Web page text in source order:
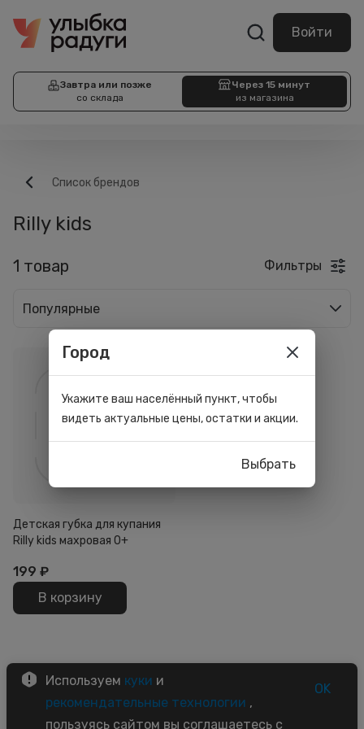
Войти
Завтра или позже
со склада
Через 15 минут
из магазина
Список брендов
Rilly kids
1 товар Фильтры
Популярные
Детская губка для купания
Rilly kids махровая 0+
199 ₽
В корзину
Используем куки и
рекомендательные технологии ,
пользуясь сайтом вы соглашаетесь с
OK
Город
Укажите ваш населённый пункт, чтобы
видеть актуальные цены, остатки и акции.
Выбрать